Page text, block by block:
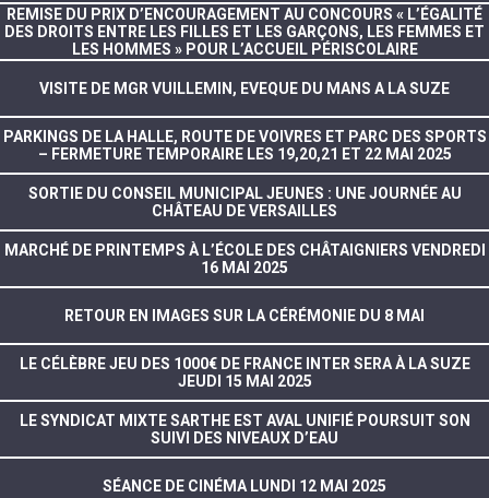
REMISE DU PRIX D’ENCOURAGEMENT AU CONCOURS « L’ÉGALITÉ
DES DROITS ENTRE LES FILLES ET LES GARÇONS, LES FEMMES ET
LES HOMMES » POUR L’ACCUEIL PÉRISCOLAIRE
VISITE DE MGR VUILLEMIN, EVEQUE DU MANS A LA SUZE
PARKINGS DE LA HALLE, ROUTE DE VOIVRES ET PARC DES SPORTS
– FERMETURE TEMPORAIRE LES 19,20,21 ET 22 MAI 2025
SORTIE DU CONSEIL MUNICIPAL JEUNES : UNE JOURNÉE AU
CHÂTEAU DE VERSAILLES
MARCHÉ DE PRINTEMPS À L’ÉCOLE DES CHÂTAIGNIERS VENDREDI
16 MAI 2025
RETOUR EN IMAGES SUR LA CÉRÉMONIE DU 8 MAI
LE CÉLÈBRE JEU DES 1000€ DE FRANCE INTER SERA À LA SUZE
JEUDI 15 MAI 2025
LE SYNDICAT MIXTE SARTHE EST AVAL UNIFIÉ POURSUIT SON
SUIVI DES NIVEAUX D’EAU
SÉANCE DE CINÉMA LUNDI 12 MAI 2025